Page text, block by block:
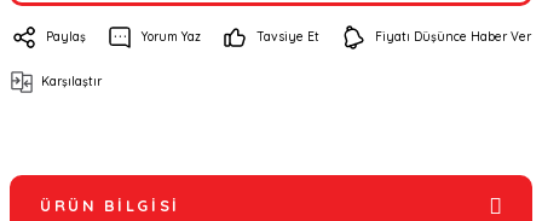
Paylaş Yorum Yaz Tavsiye Et Fiyatı Düşünce Haber Ver
Karşılaştır
ÜRÜN BILGISI